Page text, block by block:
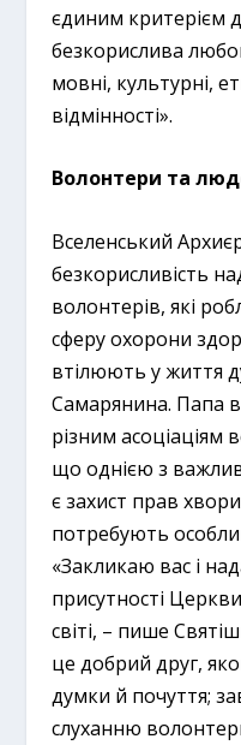
єдиним критерієм
безкорислива
мовні, культурні,
відмінності».
Волонтери та
Вселенський
безкорисливість
волонтерів, які
сферу охорони
втілюють у життя
Самарянина. Папа
різним асоціаціям
що однією з
є захист прав
потребують
«Закликаю вас і
присутності
світі, – пише
це добрий друг,
думки й почуття;
слуханню